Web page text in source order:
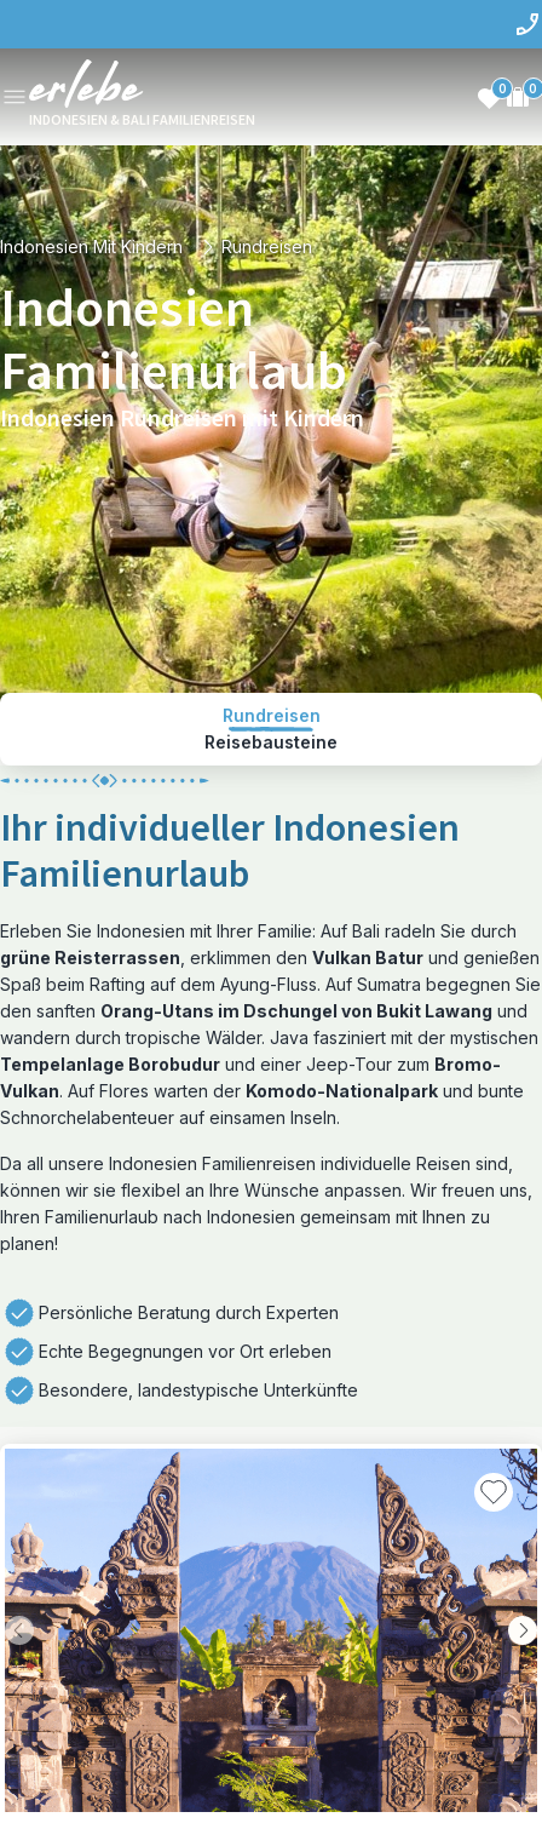
INDONESIEN & BALI FAMILIENREISEN
0 0
Indonesien Mit Kindern Rundreisen
Indonesien
Familienurlaub
Indonesien Rundreisen mit Kindern
Rundreisen
Reisebausteine
Ihr individueller Indonesien
Familienurlaub
Erleben Sie Indonesien mit Ihrer Familie: Auf Bali radeln Sie durch
grüne Reisterrassen , erklimmen den Vulkan Batur und genießen
Spaß beim Rafting auf dem Ayung-Fluss. Auf Sumatra begegnen Sie
den sanften Orang-Utans im Dschungel von Bukit Lawang und
wandern durch tropische Wälder. Java fasziniert mit der mystischen
Tempelanlage Borobudur und einer Jeep-Tour zum Bromo-
Vulkan. Auf Flores warten der Komodo-Nationalpark und bunte
Schnorchelabenteuer auf einsamen Inseln.
Da all unsere Indonesien Familienreisen individuelle Reisen sind,
können wir sie flexibel an Ihre Wünsche anpassen. Wir freuen uns,
Ihren Familienurlaub nach Indonesien gemeinsam mit Ihnen zu
planen!
Persönliche Beratung durch Experten
Echte Begegnungen vor Ort erleben
Besondere, landestypische Unterkünfte